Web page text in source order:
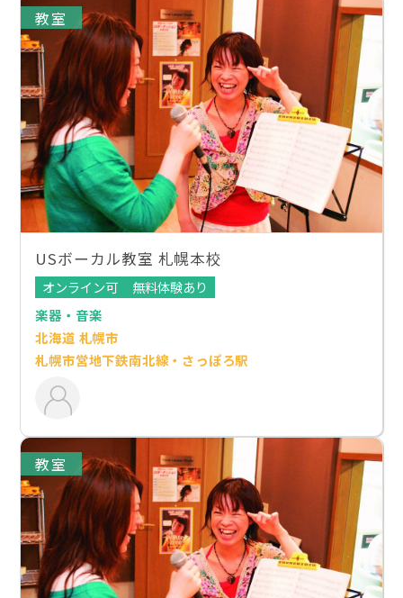
教室
USボーカル教室 札幌本校
オンライン可
無料体験あり
楽器・音楽
北海道 札幌市
札幌市営地下鉄南北線・さっぽろ駅
教室